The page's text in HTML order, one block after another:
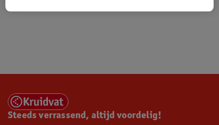
Steeds verrassend, altijd voordelig!